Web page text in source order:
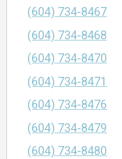
(604) 734-8467
(604) 734-8468
(604) 734-8470
(604) 734-8471
(604) 734-8476
(604) 734-8479
(604) 734-8480